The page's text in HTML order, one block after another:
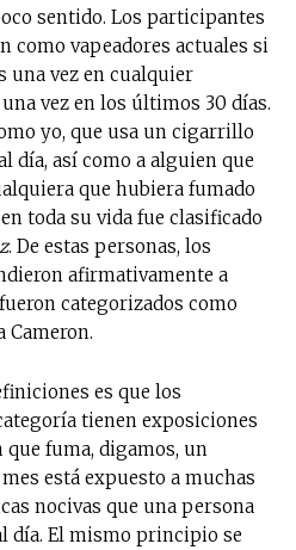
sentido. Los participantes
como vapeadores actuales si
una vez en cualquier
vez en los últimos 30 días.
yo, que usa un cigarrillo
día, así como a alguien que
que hubiera fumado
toda su vida fue clasificado
. De estas personas, los
afirmativamente a
categorizados como
Cameron.
es que los
tienen exposiciones
fuma, digamos, un
está expuesto a muchas
nocivas que una persona
día. El mismo principio se